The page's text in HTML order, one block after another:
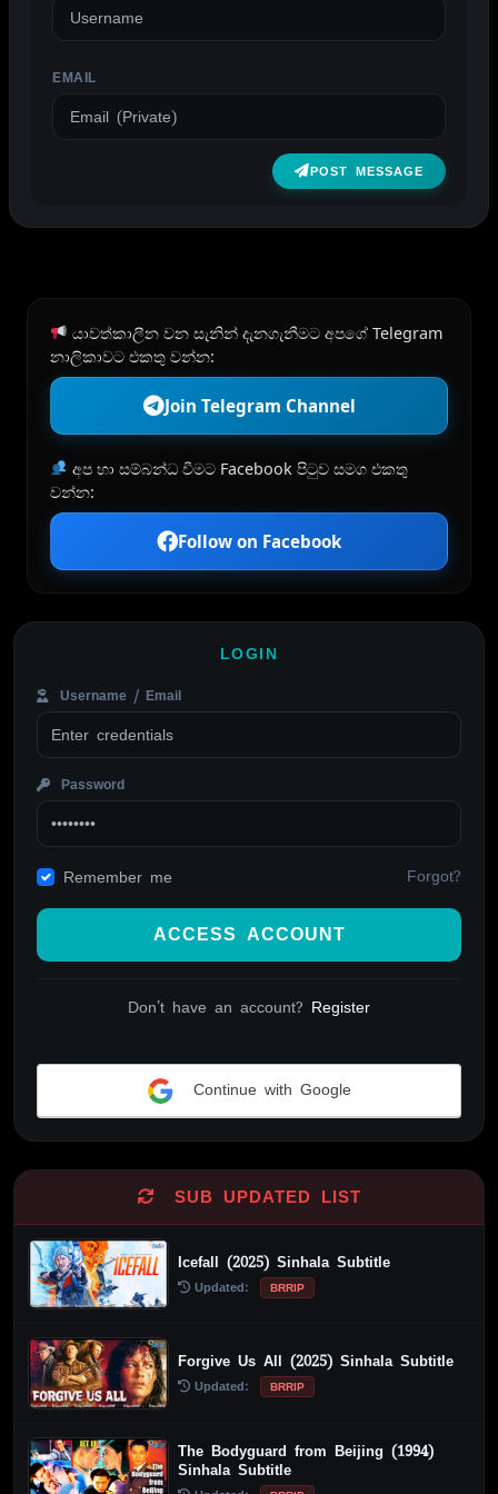
EMAIL
POST MESSAGE
යාවත්කාලීන වන සැනින් දැනගැනීමට අපගේ Telegram
නාලිකාවට එකතු වන්න:
Join Telegram Channel
අප හා සම්බන්ධ වීමට Facebook පිටුව සමග එකතු
වන්න:
Follow on Facebook
LOGIN
Username / Email
Password
Remember me Forgot?
ACCESS ACCOUNT
Don't have an account? Register
Continue with Google
SUB UPDATED LIST
Icefall (2025) Sinhala Subtitle
Updated: BRRIP
Forgive Us All (2025) Sinhala Subtitle
Updated: BRRIP
The Bodyguard from Beijing (1994)
Sinhala Subtitle